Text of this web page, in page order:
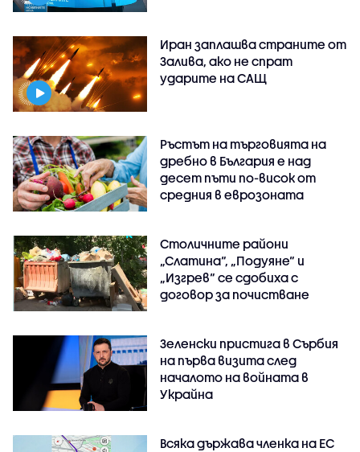
Иран заплашва страните от
Залива, ако не спрат
ударите на САЩ
Ръстът на търговията на
дребно в България е над
десет пъти по-висок от
средния в еврозоната
Столичните райони
„Слатина“, „Подуяне“ и
„Изгрев“ се сдобиха с
договор за почистване
Зеленски пристига в Сърбия
на първа визита след
началото на войната в
Украйна
Всяка държава членка на ЕС